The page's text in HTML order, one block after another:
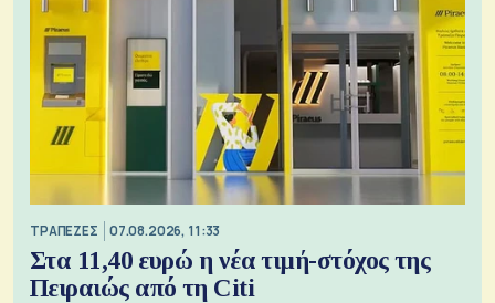
ΤΡΑΠΕΖΕΣ 07.08.2026, 11:33
Στα 11,40 ευρώ η νέα τιμή-στόχος της
Πειραιώς από τη Citi